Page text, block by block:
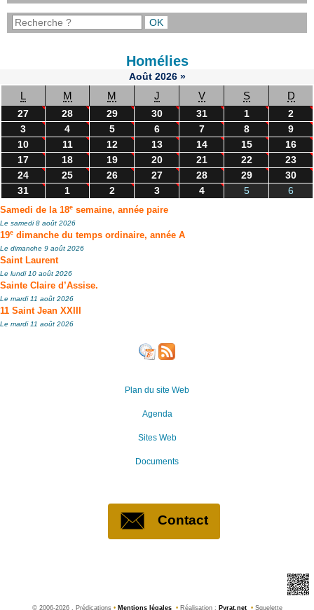
Homélies
Août 2026 »
L M M J V S D
27 28 29 30 31 1
2
3
4 5 6 7 8
9
10
11 12 13 14 15
16
17
18 19 20 21 22
23
24
25 26 27 28 29
30
31
1 2 3 4 5 6
Samedi de la 18e semaine, année paire
Le samedi 8 août 2026
19e dimanche du temps ordinaire, année A
Le dimanche 9 août 2026
Saint Laurent
Le lundi 10 août 2026
Sainte Claire d’Assise.
Le mardi 11 août 2026
11 Saint Jean XXIII
Le mardi 11 août 2026
Plan du site Web
Agenda
Sites Web
Documents
Contact
©2006-2026 , Prédications • Mentions légales • Réalisation : Pyrat.net •Squelette